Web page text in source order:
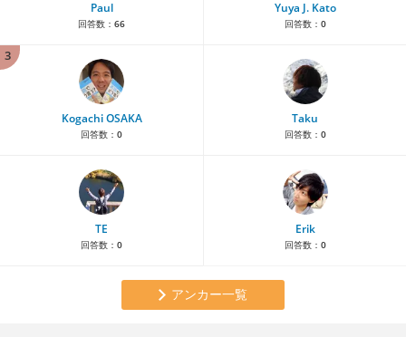
Paul
回答数： 66
Yuya J. Kato
回答数： 0
3
Kogachi OSAKA
回答数： 0
Taku
回答数： 0
TE
回答数： 0
Erik
回答数： 0
アンカー一覧